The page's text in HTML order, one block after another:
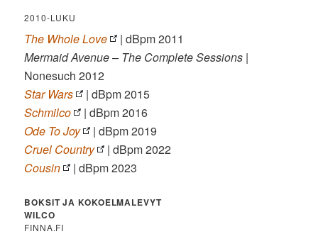
2010-LUKU
The Whole Love
| dBpm 2011
Mermaid Avenue – The Complete Sessions |
Nonesuch 2012
Star Wars
| dBpm 2015
Schmilco
| dBpm 2016
Ode To Joy
| dBpm 2019
Cruel Country
| dBpm 2022
Cousin
| dBpm 2023
BOKSIT JA KOKOELMALEVYT
WILCO
FINNA.FI